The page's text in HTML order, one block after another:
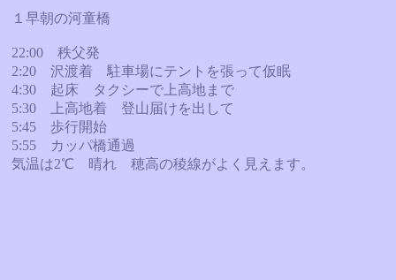
１早朝の河童橋
22:00 秩父発
2:20 沢渡着 駐車場にテントを張って仮眠
4:30 起床 タクシーで上高地まで
5:30 上高地着 登山届けを出して
5:45 歩行開始
5:55 カッパ橋通過
気温は2℃ 晴れ 穂高の稜線がよく見えます。